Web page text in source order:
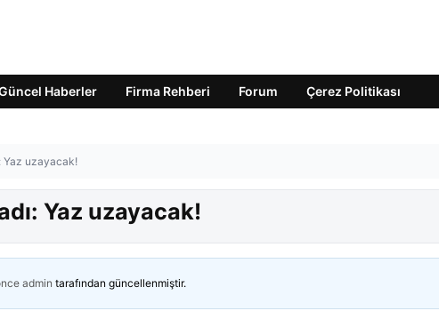
Haberler Firma Rehberi Forum Çerez Politikası
Yaz uzayacak!
Yaz uzayacak!
admin tarafından güncellenmiştir.